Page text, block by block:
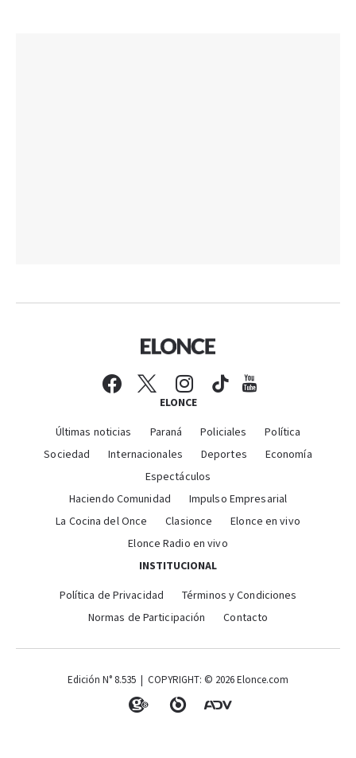
ELONCE
Últimas noticias Paraná Policiales
Política
Sociedad
Internacionales Deportes
Economía
Espectáculos
Haciendo Comunidad
Impulso Empresarial
La Cocina del Once
Clasionce
Elonce en vivo
Elonce Radio en vivo
INSTITUCIONAL
Política de Privacidad
Términos y Condiciones
Normas de Participación
Contacto
Edición N° 8.535 | COPYRIGHT: © 2026 Elonce.com